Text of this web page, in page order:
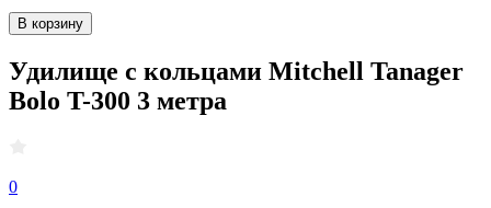
В корзину
Удилище с кольцами Mitchell Tanager
Bolo T-300 3 метра
0